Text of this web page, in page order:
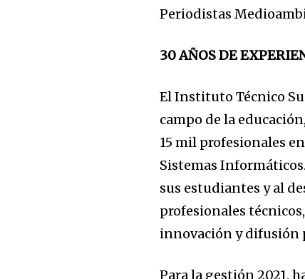
Periodistas
30 AÑOS DE
El Instituto Técnico
campo de la
15 mil profesionales
Sistemas
sus estudiantes y al
profesionales
innovación y difusión
Para la gestión 2021,